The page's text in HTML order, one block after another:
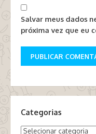
Salvar meus dados
próxima vez que eu
Categorias
Categorias